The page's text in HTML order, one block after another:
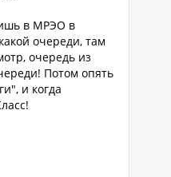
в МРЭО в
очереди, там
очередь из
Потом опять
и когда